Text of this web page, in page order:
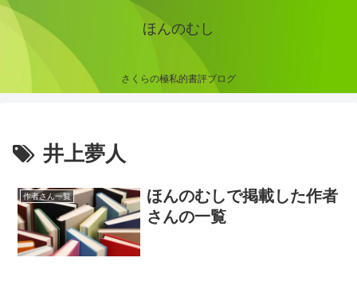
ほんのむし
さくらの極私的書評ブログ
井上夢人
作者さん一覧
ほんのむしで掲載した作者
さんの一覧